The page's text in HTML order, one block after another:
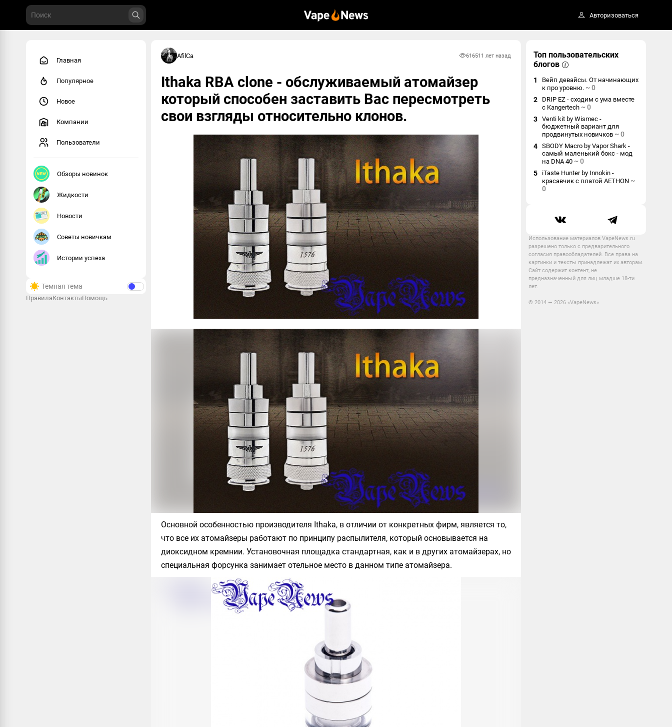
Авторизоваться
Главная
Популярное
Новое
Компании
Пользователи
Обзоры новинок
Жидкости
Новости
Советы новичкам
Истории успеха
Темная тема
ПравилаКонтактыПомощь
AfilCa 616511 лет назад
Ithaka RBA clone - обслуживаемый атомайзер
который способен заставить Вас пересмотреть
свои взгляды относительно клонов.
Основной особенностью производителя Ithaka, в отличии от конкретных фирм, является то,
что все их атомайзеры работают по принципу распылителя, который основывается на
диоксидном кремнии. Установочная площадка стандартная, как и в других атомайзерах, но
специальная форсунка занимает отельное место в данном типе атомайзера.
Топ пользовательских
блогов
1
Вейп девайсы. От начинающих
к про уровню. ~0
2
DRIP EZ - сходим с ума вместе
с Kangertech ~0
3 Venti kit by Wismec -
бюджетный вариант для
продвинутых новичков ~0
4 SBODY Macro by Vapor Shark -
самый маленький бокс - мод
на DNA 40 ~0
5
iTaste Hunter by Innokin -
красавчик с платой AETHON ~
0
Использование материалов VapeNews.ru
разрешено только с предварительного
согласия правообладателей. Все права на
картинки и тексты принадлежат их авторам.
Сайт содержит контент, не
предназначенный для лиц младше 18-ти
лет.
© 2014 — 2026 «VapeNews»